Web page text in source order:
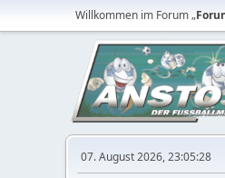
Willkommen im Forum „
07. August 2026, 23:05:28